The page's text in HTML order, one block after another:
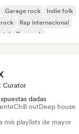
Garage rock
Indie folk
rock
Rap internacional
Pop rock
Curator
dadas
Chill outDeep house
mis playlists de mayor